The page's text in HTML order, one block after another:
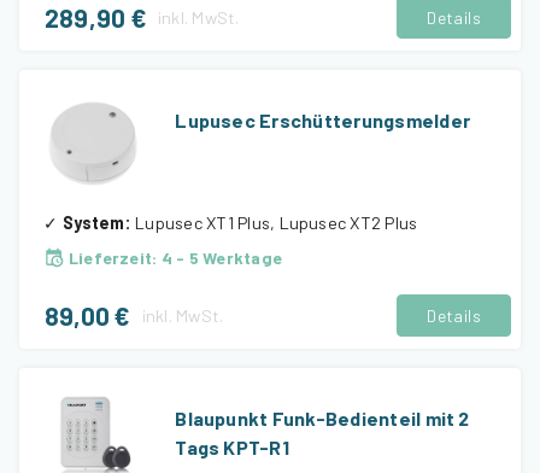
289,90 € inkl. MwSt. Details
Lupusec Erschütterungsmelder
✓ System: Lupusec XT1 Plus, Lupusec XT2 Plus
Lieferzeit: 4 - 5 Werktage
89,00 € inkl. MwSt. Details
Blaupunkt Funk-Bedienteil mit 2
Tags KPT-R1